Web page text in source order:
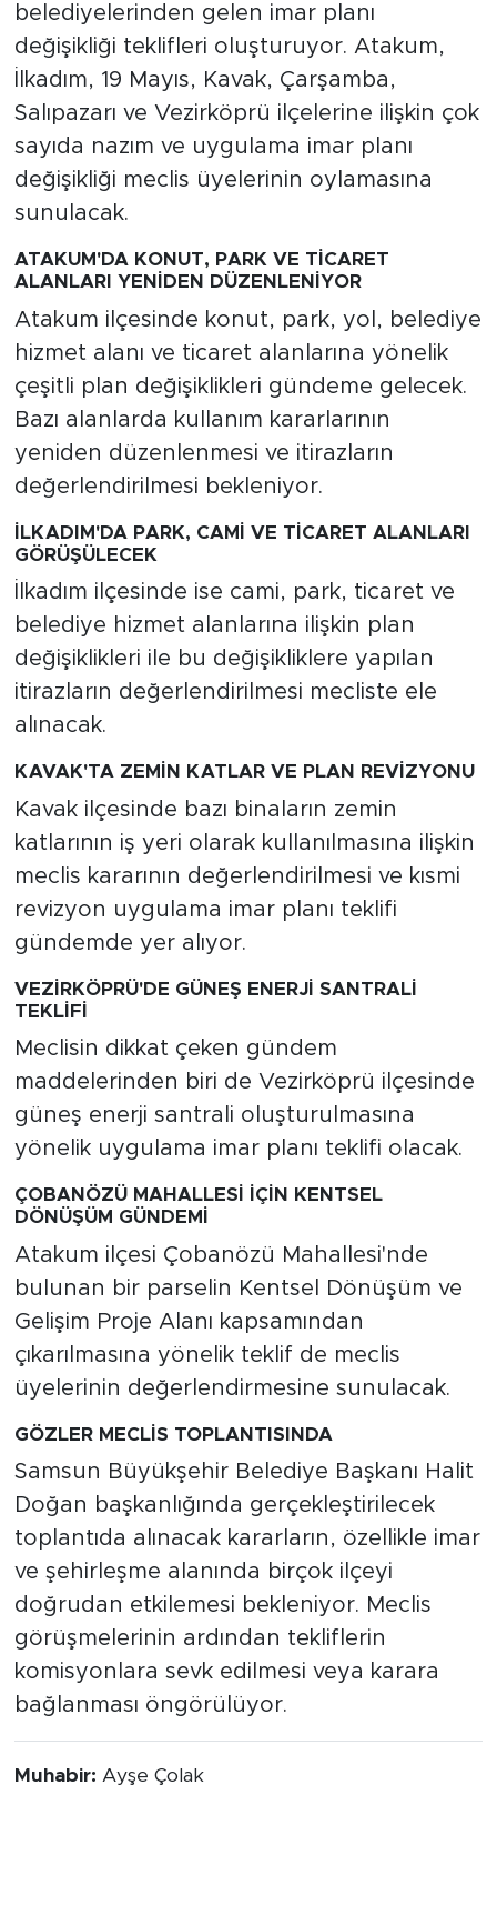
belediyelerinden gelen imar planı
değişikliği teklifleri oluşturuyor. Atakum,
İlkadım, 19 Mayıs, Kavak, Çarşamba,
Salıpazarı ve Vezirköprü ilçelerine ilişkin çok
sayıda nazım ve uygulama imar planı
değişikliği meclis üyelerinin oylamasına
sunulacak.
ATAKUM'DA KONUT, PARK VE TİCARET
ALANLARI YENİDEN DÜZENLENİYOR
Atakum ilçesinde konut, park, yol, belediye
hizmet alanı ve ticaret alanlarına yönelik
çeşitli plan değişiklikleri gündeme gelecek.
Bazı alanlarda kullanım kararlarının
yeniden düzenlenmesi ve itirazların
değerlendirilmesi bekleniyor.
İLKADIM'DA PARK, CAMİ VE TİCARET ALANLARI
GÖRÜŞÜLECEK
İlkadım ilçesinde ise cami, park, ticaret ve
belediye hizmet alanlarına ilişkin plan
değişiklikleri ile bu değişikliklere yapılan
itirazların değerlendirilmesi mecliste ele
alınacak.
KAVAK'TA ZEMİN KATLAR VE PLAN REVİZYONU
Kavak ilçesinde bazı binaların zemin
katlarının iş yeri olarak kullanılmasına ilişkin
meclis kararının değerlendirilmesi ve kısmi
revizyon uygulama imar planı teklifi
gündemde yer alıyor.
VEZİRKÖPRÜ'DE GÜNEŞ ENERJİ SANTRALİ
TEKLİFİ
Meclisin dikkat çeken gündem
maddelerinden biri de Vezirköprü ilçesinde
güneş enerji santrali oluşturulmasına
yönelik uygulama imar planı teklifi olacak.
ÇOBANÖZÜ MAHALLESİ İÇİN KENTSEL
DÖNÜŞÜM GÜNDEMİ
Atakum ilçesi Çobanözü Mahallesi'nde
bulunan bir parselin Kentsel Dönüşüm ve
Gelişim Proje Alanı kapsamından
çıkarılmasına yönelik teklif de meclis
üyelerinin değerlendirmesine sunulacak.
GÖZLER MECLİS TOPLANTISINDA
Samsun Büyükşehir Belediye Başkanı Halit
Doğan başkanlığında gerçekleştirilecek
toplantıda alınacak kararların, özellikle imar
ve şehirleşme alanında birçok ilçeyi
doğrudan etkilemesi bekleniyor. Meclis
görüşmelerinin ardından tekliflerin
komisyonlara sevk edilmesi veya karara
bağlanması öngörülüyor.
Muhabir: Ayşe Çolak